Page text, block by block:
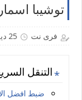
توشيبا
فرى نت 25 ديسمبر 2022
التنقل
ضبط افضل